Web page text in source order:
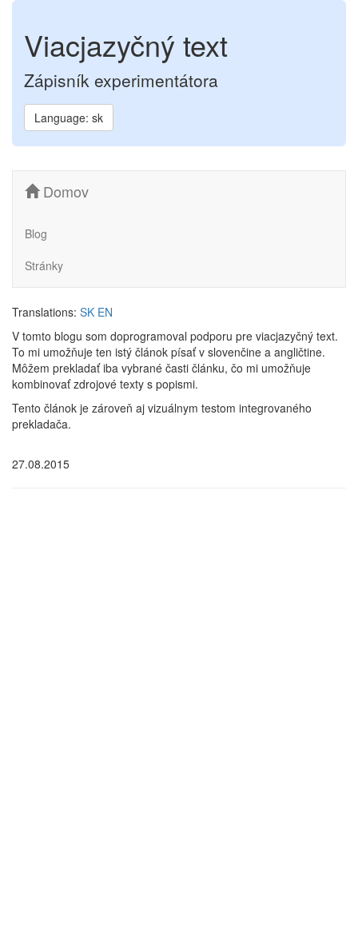
Viacjazyčný text
Zápisník experimentátora
Language: sk
Domov
Blog
Stránky
Translations: SK EN
V tomto blogu som doprogramoval podporu pre viacjazyčný text.
To mi umožňuje ten istý článok písať v slovenčine a angličtine.
Môžem prekladať iba vybrané časti článku, čo mi umožňuje
kombinovať zdrojové texty s popismi.
Tento článok je zároveň aj vizuálnym testom integrovaného
prekladača.
27.08.2015